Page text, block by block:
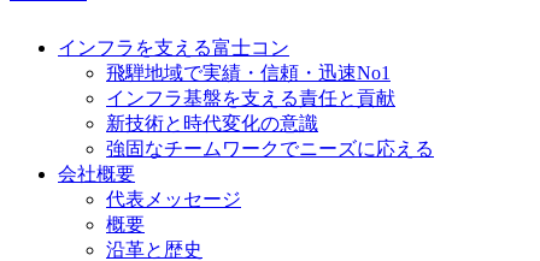
インフラを支える富士コン
飛騨地域で実績・信頼・迅速No1
インフラ基盤を支える責任と貢献
新技術と時代変化の意識
強固なチームワークでニーズに応える
会社概要
代表メッセージ
概要
沿革と歴史